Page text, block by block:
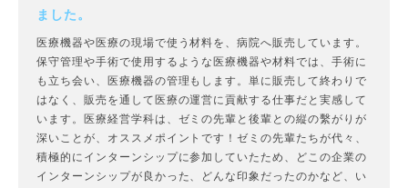
ました。
医療機器や医療の現場で使う材料を、病院へ販売しています。
保守管理や手術で使用するような医療機器や材料では、手術に
も立ち会い、医療機器の管理もします。単に販売して終わりで
はなく、販売を通して医療の運営に貢献する仕事だと実感して
います。医療経営学科は、ゼミの先輩と後輩との縦の繫がりが
深いことが、オススメポイントです！ゼミの先輩たちが代々、
積極的にインターンシップに参加していたため、どこの企業の
インターンシップが良かった、どんな印象だったのかなど、い